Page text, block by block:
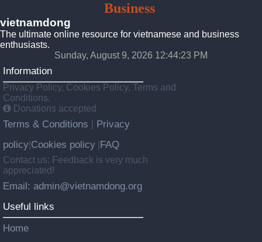
BusinessPlatform
vietnamdong
The ultimate online resource for vietnamese and business
enthusiasts.
Sunday, August 9, 2026 12:44:25 PM
Information
Privacy Policy, Cookies Policy, Terms and
Conditions.
Donations accepted
Terms & Conditions
Privacy
policy Cookies policy FAQ
Contact us: Feedback is very much
appreciated!
Email: admin@vietnamdong.org
Useful links
Home